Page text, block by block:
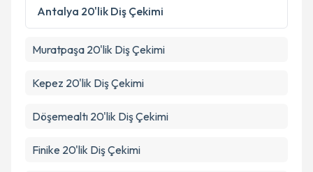
Antalya 20'lik Diş Çekimi
Muratpaşa 20'lik Diş Çekimi
Kepez 20'lik Diş Çekimi
Döşemealtı 20'lik Diş Çekimi
Finike 20'lik Diş Çekimi